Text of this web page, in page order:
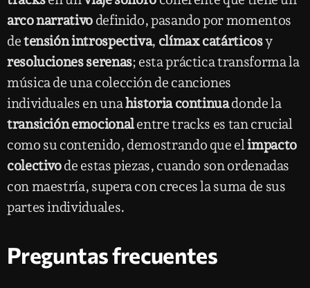
arco narrativodefinido, pasando por momentos
detensión introspectiva, clímax catárticosy
resoluciones serenas; esta práctica transforma la
música de una colección de canciones
individuales en unahistoria continuadonde la
transición emocionalentre tracks es tan crucial
como su contenido, demostrando que elimpacto
colectivode estas piezas, cuando son ordenadas
con maestría, supera con creces la suma de sus
partes individuales.
Preguntas frecuentes